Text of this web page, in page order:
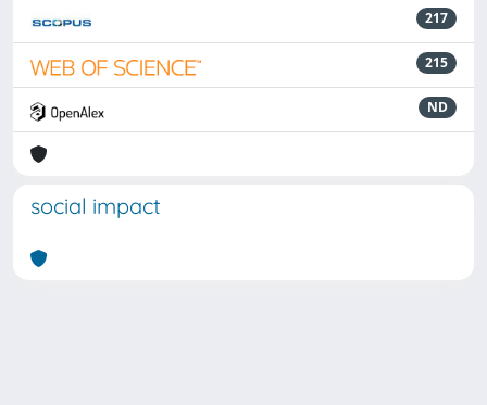
217
215
ND
social impact